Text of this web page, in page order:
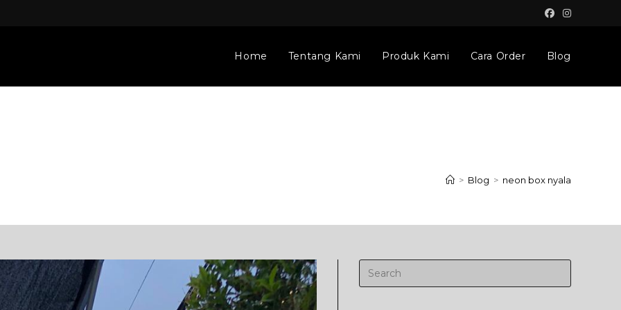
Home Tentang Kami Produk Kami Cara Order Blog
> Blog > neon box nyala